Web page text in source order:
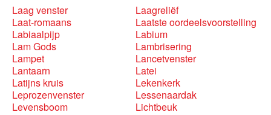
Laag venster
Laagreliëf
Laat-romaans
Laatste oordeelsvoorstelling
Labiaalpijp
Labium
Lam Gods
Lambrisering
Lampet
Lancetvenster
Lantaarn
Latei
Latijns kruis
Lekenkerk
Leprozenvenster
Lessenaardak
Levensboom
Lichtbeuk